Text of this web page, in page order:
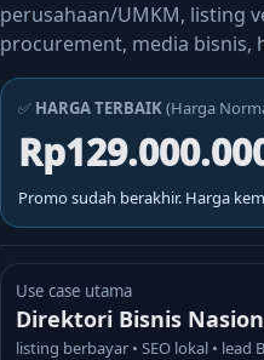
perusahaan/UMKM, listing
procurement, media bisnis,
✅ HARGA TERBAIK(Harga
Promo sudah berakhir. Harga
Use case utama
Direktori Bisnis
listing berbayar • SEO lokal • lead